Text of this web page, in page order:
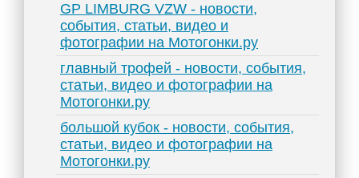
GP LIMBURG VZW - новости,
события, статьи, видео и
фотографии на Мотогонки.ру
главный трофей - новости, события,
статьи, видео и фотографии на
Мотогонки.ру
большой кубок - новости, события,
статьи, видео и фотографии на
Мотогонки.ру